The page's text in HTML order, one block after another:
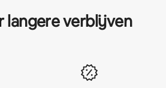
langere verblijven